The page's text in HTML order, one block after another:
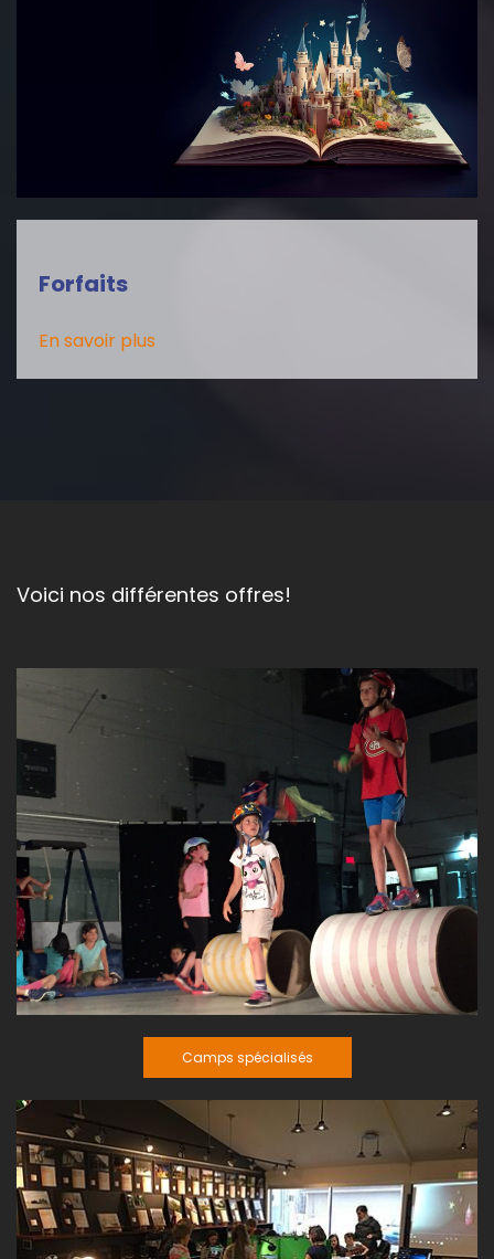
Forfaits
En savoir plus
Voici nos différentes offres!
Camps spécialisés
Camps spécialisés